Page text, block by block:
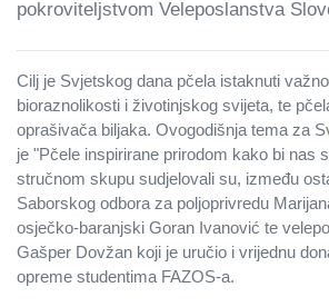
pokroviteljstvom Veleposlanstva
Cilj je Svjetskog dana pčela istaknuti
bioraznolikosti i životinjskog svijeta, te
oprašivača biljaka. Ovogodišnja tema za
je "Pčele inspirirane prirodom kako bi nas
stručnom skupu sudjelovali su, između
Saborskog odbora za poljoprivredu
osječko-baranjski Goran Ivanović te
Gašper Dovžan koji je uručio i vrijednu
opreme studentima FAZOS-a.